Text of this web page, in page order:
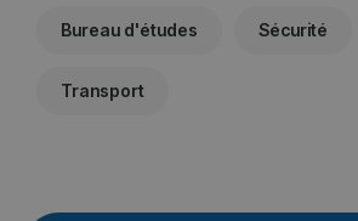
Bureau d'études Sécurité
Transport